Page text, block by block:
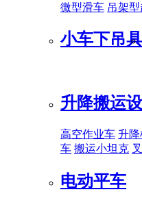
微型滑车 吊架
小车下吊具
升降搬运
高空作业车 升
车 搬运小坦克
电动平车